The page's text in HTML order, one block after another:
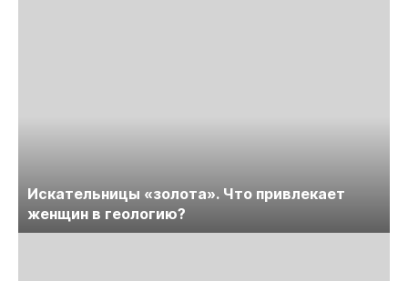
Искательницы «золота». Что привлекает
женщин в геологию?